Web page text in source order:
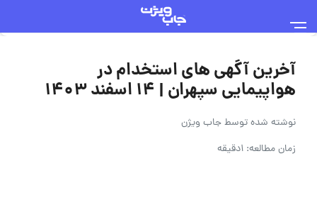
آخرین آگهی های استخدام در
هواپیمایی سپهران | ۱۴ اسفند ۱۴۰۳
نوشته شده توسطجاب ویژن
زمان مطالعه: 1دقیقه